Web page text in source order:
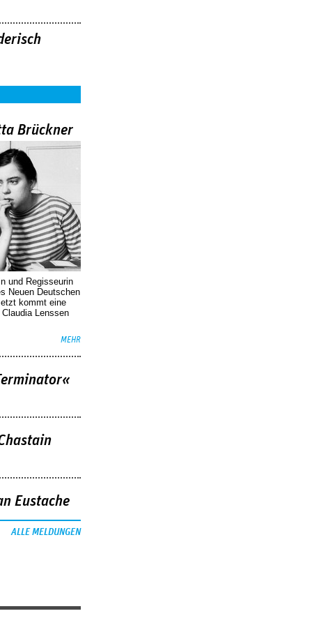
Brückner
und Regisseurin
Neuen Deutschen
kommt eine
Lenssen
MEHR
Eustache
ALLE MELDUNGEN